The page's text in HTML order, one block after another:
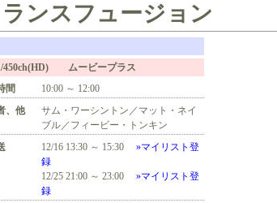
ランスフュージョン
450ch(HD) ムービープラス
間
10:00 ～ 12:00
、他
サム・ワーシントン／マット・ネイ
ブル／フィービー・トンキン
12/16 13:30 ～ 15:30
»マイリスト登
録
12/25 21:00 ～ 23:00
»マイリスト登
録